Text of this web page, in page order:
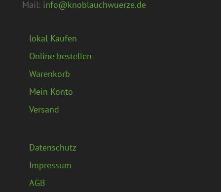
Mail: info@knoblauchwuerze.de
lokal Kaufen
Online bestellen
Warenkorb
Mein Konto
Versand
Datenschutz
Impressum
AGB